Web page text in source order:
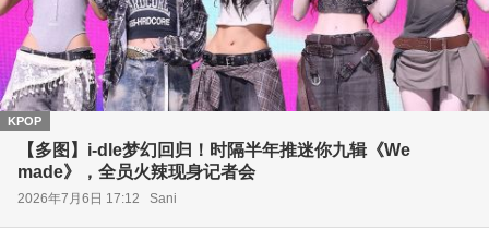
KPOP
【多图】i-dle梦幻回归！时隔半年推迷你九辑《We
made》，全员火辣现身记者会
2026年7月6日 17:12 Sani